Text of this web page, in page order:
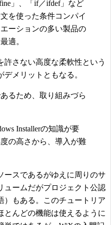
」、「if／ifdef」など
を使った条件コンパイ
ーションの多い製品の
適。
さない高度な柔軟性という
メリットともなる。
るため、取り組みづら
Installerの知識が要
の高さから、導入が難
スであるがゆえに周りのサ
ュームだがプロジェクト公認
）もある。このチュートリア
とんどの機能は使えるように